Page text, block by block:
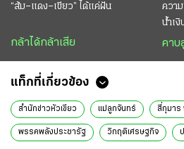
“ส้ม–แดง–เขียว” ได้แค่ฝัน
กล้าได้กล้าเสีย
ควา
น้ำเงิ
คาบ
แท็กที่เกี่ยวข้อง
สำนักข่าวหัวเขียว แม่ลูกจันทร์ สี่กุมาร
พรรคพลังประชารัฐ วิกฤติเศรษฐกิจ